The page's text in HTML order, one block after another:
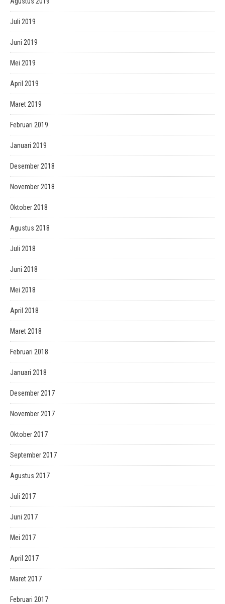
Juli 2019
Juni 2019
Mei 2019
April 2019
Maret 2019
Februari 2019
Januari 2019
Desember 2018
November 2018
Oktober 2018
Agustus 2018
Juli 2018
Juni 2018
Mei 2018
April 2018
Maret 2018
Februari 2018
Januari 2018
Desember 2017
November 2017
Oktober 2017
September 2017
Agustus 2017
Juli 2017
Juni 2017
Mei 2017
April 2017
Maret 2017
Februari 2017